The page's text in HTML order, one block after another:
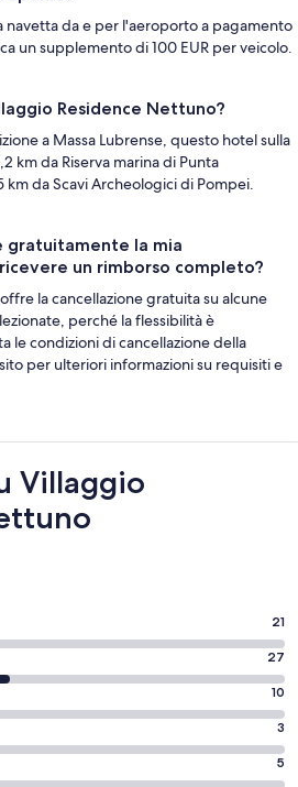
navetta da e per l'aeroporto a pagamento
un supplemento di 100 EUR per veicolo.
Residence Nettuno?
a Massa Lubrense, questo hotel sulla
km da Riserva marina di Punta
km da Scavi Archeologici di Pompei.
gratuitamente la mia
un rimborso completo?
la cancellazione gratuita su alcune
perché la flessibilità è
le condizioni di cancellazione della
per ulteriori informazioni su requisiti e
Villaggio
21
27
10
3
5